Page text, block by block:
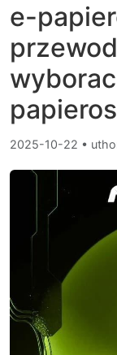
e-
2025-10-22 •